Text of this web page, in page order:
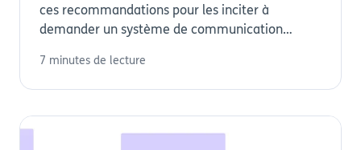
ces recommandations pour les inciter à
demander un système de communication
7 minutes de lecture